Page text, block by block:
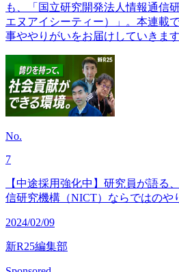
も、「国立研究開発法人情報通信
エヌアイシーティー）」。本連載
事ややりがいをお届けしていきます
No.
7
【中途採用強化中】研究員が語る
信研究機構（NICT）ならではのや
2024/02/09
新R25編集部